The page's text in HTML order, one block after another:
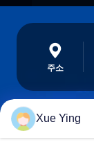
주소
Xue Ying